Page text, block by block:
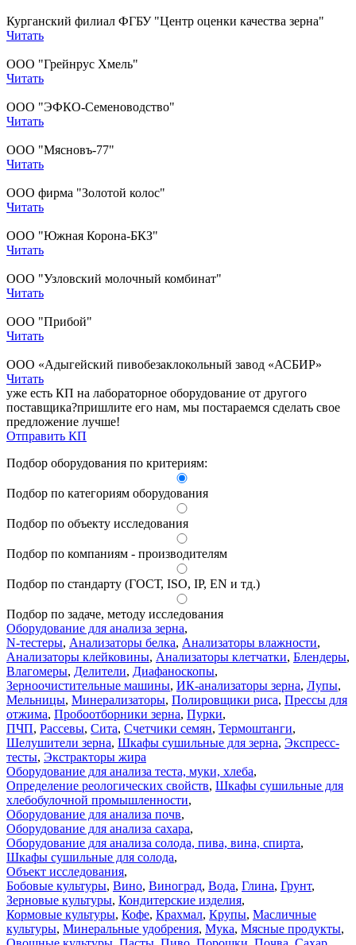
уже есть КП на лабораторное оборудование от другого
поставщика?пришлите его нам, мы постараемся сделать свое
предложение лучше!
Отправить КП
Курганский филиал ФГБУ "Центр оценки качества зерна"
Читать
ООО "Грейнрус Хмель"
Читать
ООО "ЭФКО-Семеноводство"
Читать
ООО "Мясновъ-77"
Читать
ООО фирма "Золотой колос"
Читать
ООО "Южная Корона-БКЗ"
Читать
ООО "Узловский молочный комбинат"
Читать
ООО "Прибой"
Читать
ООО «Адыгейский пивобезаклокольный завод «АСБИР»
Читать
Подбор оборудования по критериям:
Подбор по категориям оборудования
Подбор по объекту исследования
Подбор по компаниям - производителям
Подбор по стандарту (ГОСТ, ISO, IP, EN и тд.)
Подбор по задаче, методу исследования
Оборудование для анализа зерна,
N-тестеры, Анализаторы белка, Анализаторы влажности,
Анализаторы клейковины, Анализаторы клетчатки, Блендеры,
Влагомеры, Делители, Диафаноскопы,
Зерноочистительные машины, ИК-анализаторы зерна, Лупы,
Мельницы, Минерализаторы, Полировщики риса, Прессы для
отжима, Пробоотборники зерна, Пурки,
ПЧП, Рассевы, Сита, Счетчики семян, Термоштанги,
Шелушители зерна, Шкафы сушильные для зерна, Экспресс-
тесты, Экстракторы жира
Оборудование для анализа теста, муки, хлеба,
Определение реологических свойств, Шкафы сушильные для
хлебобулочной промышленности,
Оборудование для анализа почв,
Оборудование для анализа сахара,
Оборудование для анализа солода, пива, вина, спирта,
Шкафы сушильные для солода,
Объект исследования,
Бобовые культуры, Вино, Виноград, Вода, Глина, Грунт,
Зерновые культуры, Кондитерские изделия,
Кормовые культуры, Кофе, Крахмал, Крупы, Масличные
культуры, Минеральные удобрения, Мука, Мясные продукты,